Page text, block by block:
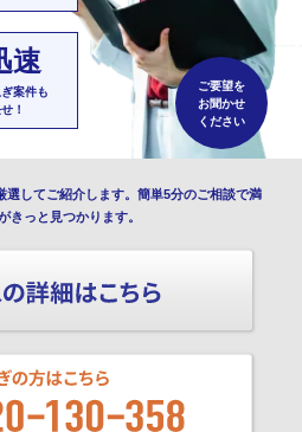
速
案件も
！
ご要望を
お聞かせ
ください
選してご紹介します。簡単5分のご相談で満
きっと見つかります。